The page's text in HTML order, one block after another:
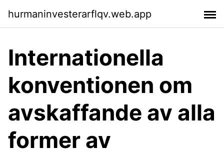
hurmaninvesterarflqv.web.app
Internationella
konventionen om
avskaffande av alla
former av